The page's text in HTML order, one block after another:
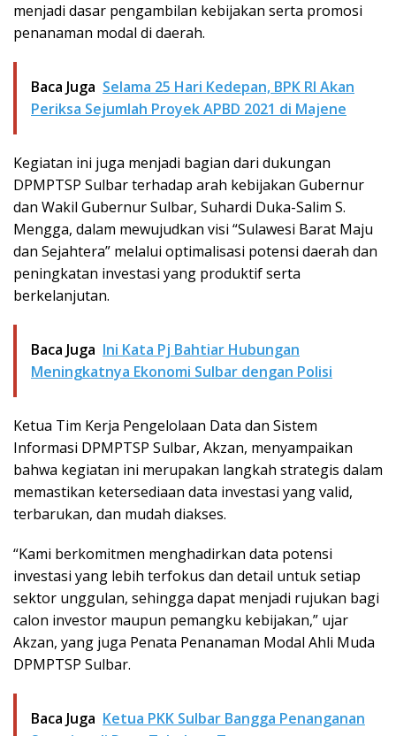
menjadi dasar pengambilan kebijakan serta promosi
penanaman modal di daerah.
Baca Juga Selama 25 Hari Kedepan, BPK RI Akan
Periksa Sejumlah Proyek APBD 2021 di Majene
Kegiatan ini juga menjadi bagian dari dukungan
DPMPTSP Sulbar terhadap arah kebijakan Gubernur
dan Wakil Gubernur Sulbar, Suhardi Duka-Salim S.
Mengga, dalam mewujudkan visi “Sulawesi Barat Maju
dan Sejahtera” melalui optimalisasi potensi daerah dan
peningkatan investasi yang produktif serta
berkelanjutan.
Baca Juga Ini Kata Pj Bahtiar Hubungan
Meningkatnya Ekonomi Sulbar dengan Polisi
Ketua Tim Kerja Pengelolaan Data dan Sistem
Informasi DPMPTSP Sulbar, Akzan, menyampaikan
bahwa kegiatan ini merupakan langkah strategis dalam
memastikan ketersediaan data investasi yang valid,
terbarukan, dan mudah diakses.
“Kami berkomitmen menghadirkan data potensi
investasi yang lebih terfokus dan detail untuk setiap
sektor unggulan, sehingga dapat menjadi rujukan bagi
calon investor maupun pemangku kebijakan,” ujar
Akzan, yang juga Penata Penanaman Modal Ahli Muda
DPMPTSP Sulbar.
Baca Juga Ketua PKK Sulbar Bangga Penanganan